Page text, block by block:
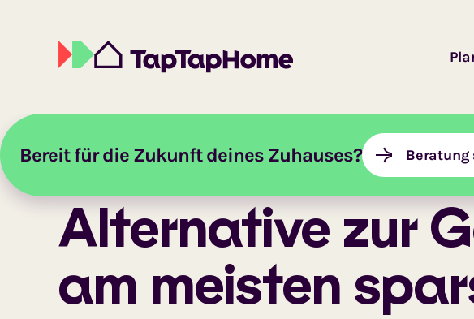
Bereit für die Zukunft deines Zuhauses? Beratung
Startseite Ratgeber Gasheizung Alternative Zur Gasheizung
Alternative zur
am meisten